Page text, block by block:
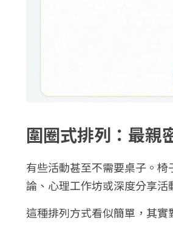
圍圈式排列：最親
有些活動甚至不需要桌子。
論、心理工作坊或深度分享活
這種排列方式看似簡單，其